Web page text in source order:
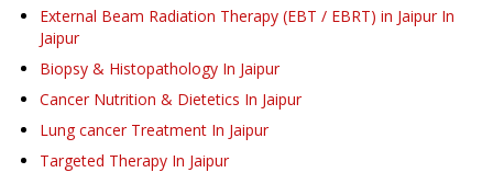
External Beam Radiation Therapy (EBT / EBRT) in Jaipur In
Jaipur
Biopsy & Histopathology In Jaipur
Cancer Nutrition & Dietetics In Jaipur
Lung cancer Treatment In Jaipur
Targeted Therapy In Jaipur